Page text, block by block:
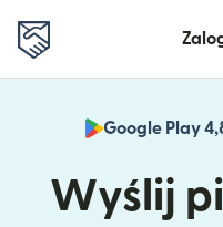
Google Play
Wyślij